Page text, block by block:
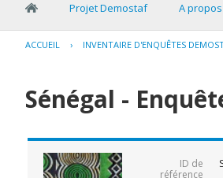
Projet Demostaf A
ACCUEIL › INVENTAIRE D'ENQUÊTES
Sénégal -
ID de
référence